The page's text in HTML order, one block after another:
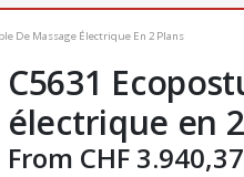
De Massage Électrique En 2 Plans
C5631
électrique en
From CHF 3.940,37